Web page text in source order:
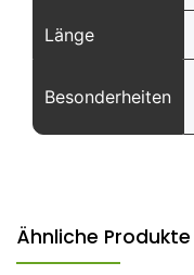
Länge
Besonderheiten
Ähnliche Produkte